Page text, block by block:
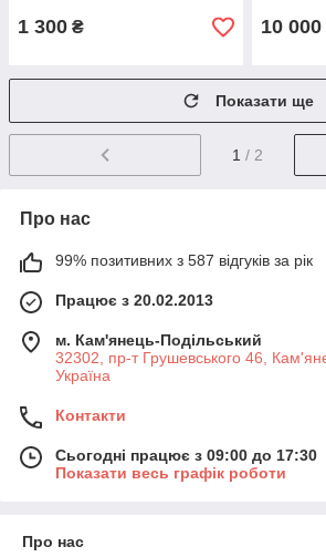
1 300 ₴ 10 000
Показати ще
1 / 2
Про нас
99% позитивних з 587 відгуків за рік
Працює з 20.02.2013
м. Кам'янець-Подільський
32302, пр-т Грушевського 46,
Україна
Контакти
Сьогодні працює з 09:00 до 17:30
Показати весь графік роботи
Про нас